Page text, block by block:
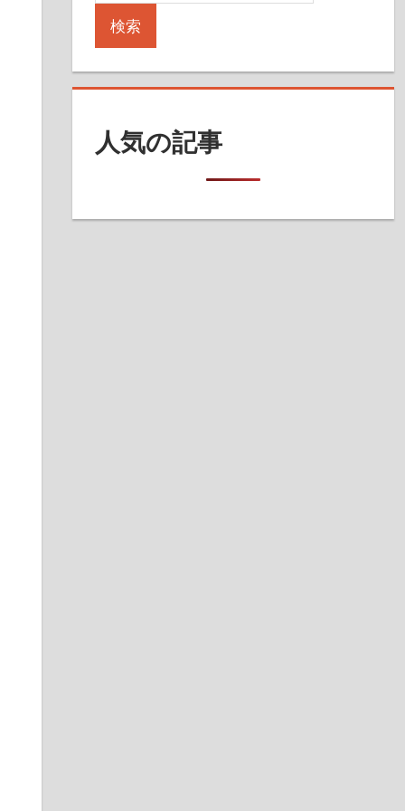
検索
人気の記事